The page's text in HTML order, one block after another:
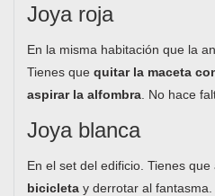
Joya roja
En la misma habitación que la
Tienes que quitar la maceta
aspirar la alfombra . No hace
Joya blanca
En el set del edificio. Tienes que
bicicleta y derrotar al fantasma.